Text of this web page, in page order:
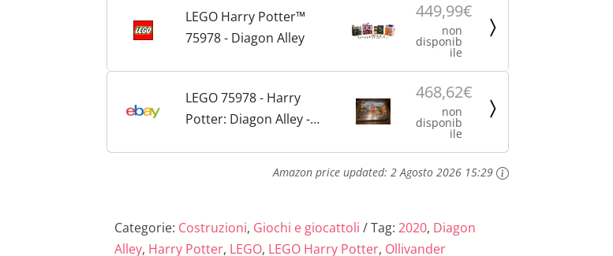
LEGO Harry Potter™
75978 - Diagon Alley
449,99€
non
disponib
ile
LEGO 75978 - Harry
Potter: Diagon Alley -
468,62€
non
disponib
ile
Amazon price updated: 2 Agosto 2026 15:29
Categorie: Costruzioni, Giochi e giocattoli Tag: 2020, Diagon
Alley, Harry Potter, LEGO, LEGO Harry Potter, Ollivander